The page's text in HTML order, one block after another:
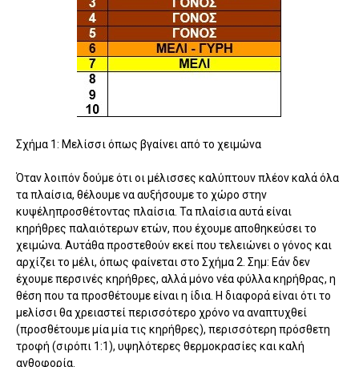
Σχήμα 1: Μελίσσι όπως βγαίνει από το χειμώνα
Όταν λοιπόν δούμε ότι οι μέλισσες καλύπτουν πλέον καλά όλα
τα πλαίσια, θέλουμε να αυξήσουμε το χώρο στην
κυψέληπροσθέτοντας πλαίσια. Τα πλαίσια αυτά είναι
κηρήθρες παλαιότερων ετών, που έχουμε αποθηκεύσει το
χειμώνα. Αυτάθα προστεθούν εκεί που τελειώνει ο γόνος και
αρχίζει το μέλι, όπως φαίνεται στο Σχήμα 2. Σημ: Εάν δεν
έχουμε περσινές κηρήθρες, αλλά μόνο νέα φύλλα κηρήθρας, η
θέση που τα προσθέτουμε είναι η ίδια. Η διαφορά είναι ότι το
μελίσσι θα χρειαστεί περισσότερο χρόνο να αναπτυχθεί
(προσθέτουμε μία μία τις κηρήθρες), περισσότερη πρόσθετη
τροφή (σιρόπι 1:1), υψηλότερες θερμοκρασίες και καλή
ανθοφορία.